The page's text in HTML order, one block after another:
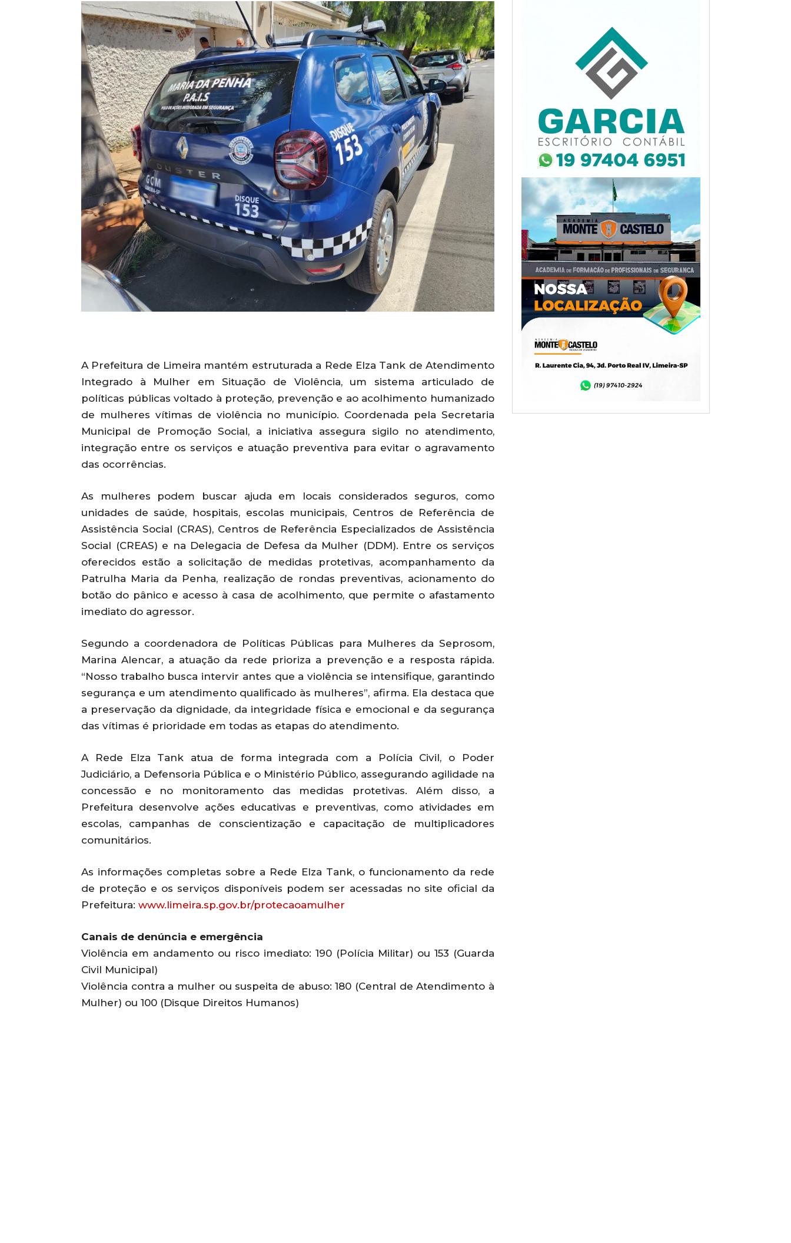
A Prefeitura de Limeira mantém estruturada a Rede Elza Tank de Atendimento
Integrado à Mulher em Situação de Violência, um sistema articulado de
políticas públicas voltado à proteção, prevenção e ao acolhimento humanizado
de mulheres vítimas de violência no município. Coordenada pela Secretaria
Municipal de Promoção Social, a iniciativa assegura sigilo no atendimento,
integração entre os serviços e atuação preventiva para evitar o agravamento
das ocorrências.
As mulheres podem buscar ajuda em locais considerados seguros, como
unidades de saúde, hospitais, escolas municipais, Centros de Referência de
Assistência Social (CRAS), Centros de Referência Especializados de Assistência
Social (CREAS) e na Delegacia de Defesa da Mulher (DDM). Entre os serviços
oferecidos estão a solicitação de medidas protetivas, acompanhamento da
Patrulha Maria da Penha, realização de rondas preventivas, acionamento do
botão do pânico e acesso à casa de acolhimento, que permite o afastamento
imediato do agressor.
Segundo a coordenadora de Políticas Públicas para Mulheres da Seprosom,
Marina Alencar, a atuação da rede prioriza a prevenção e a resposta rápida.
“Nosso trabalho busca intervir antes que a violência se intensifique, garantindo
segurança e um atendimento qualificado às mulheres”, afirma. Ela destaca que
a preservação da dignidade, da integridade física e emocional e da segurança
das vítimas é prioridade em todas as etapas do atendimento.
A Rede Elza Tank atua de forma integrada com a Polícia Civil, o Poder
Judiciário, a Defensoria Pública e o Ministério Público, assegurando agilidade na
concessão e no monitoramento das medidas protetivas. Além disso, a
Prefeitura desenvolve ações educativas e preventivas, como atividades em
escolas, campanhas de conscientização e capacitação de multiplicadores
comunitários.
As informações completas sobre a Rede Elza Tank, o funcionamento da rede
de proteção e os serviços disponíveis podem ser acessadas no site oficial da
Prefeitura: www.limeira.sp.gov.br/protecaoamulher
Canais de denúncia e emergência
Violência em andamento ou risco imediato: 190 (Polícia Militar) ou 153 (Guarda
Civil Municipal)
Violência contra a mulher ou suspeita de abuso: 180 (Central de Atendimento à
Mulher) ou 100 (Disque Direitos Humanos)